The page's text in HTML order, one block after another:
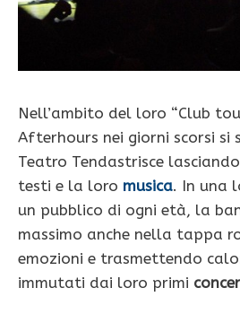
Nell’ambito del loro “Club
Afterhours nei giorni scorsi si
Teatro Tendastrisce
testi e la loro musica. In una
un pubblico di ogni età, la
massimo anche nella tappa
emozioni e trasmettendo
immutati dai loro primi